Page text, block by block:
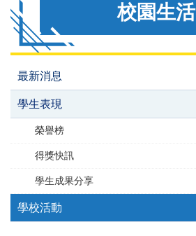
校園生活
最新消息
學生表現
榮譽榜
得獎快訊
學生成果分享
學校活動